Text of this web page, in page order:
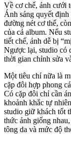
Về cơ chế, ảnh cưới
Ánh sáng quyết
đường nét cơ thể,
của cả album. Nếu
tiết chế, ảnh dễ bị
Ngược lại, studio có
thời gian chỉnh sửa
Một tiêu chí nữa là
cặp đôi hợp phong
Có cặp đôi chỉ cần
khoảnh khắc tự
studio giữ khách tốt
thức ảnh giống
tông da và mức độ